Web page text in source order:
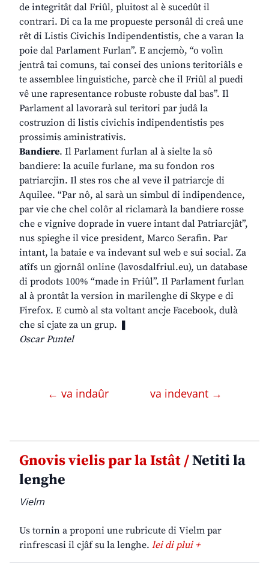
de integritât dal Friûl, pluitost al è sucedût il
contrari. Di ca la me propueste personâl di creâ une
rêt di Listis Civichis Indipendentistis, che a varan la
poie dal Parlament Furlan”. E ancjemò, “o volìn
jentrâ tai comuns, tai consei des unions teritoriâls e
te assemblee linguistiche, parcè che il Friûl al puedi
vê une rapresentance robuste robuste dal bas”. Il
Parlament al lavorarà sul teritori par judâ la
costruzion di listis civichis indipendentistis pes
prossimis aministrativis.
Bandiere. Il Parlament furlan al à sielte la sô
bandiere: la acuile furlane, ma su fondon ros
patriarcjin. Il stes ros che al veve il patriarcje di
Aquilee. “Par nô, al sarà un simbul di indipendence,
par vie che chel colôr al riclamarà la bandiere rosse
che e vignive doprade in vuere intant dal Patriarcjât”,
nus spieghe il vice president, Marco Serafin. Par
intant, la bataie e va indevant sul web e sui social. Za
atîfs un gjornâl online (lavosdalfriul.eu), un database
di prodots 100% “made in Friûl”. Il Parlament furlan
al à prontât la version in marilenghe di Skype e di
Firefox. E cumò al sta voltant ancje Facebook, dulà
che si cjate za un grup. ❚
Oscar Puntel
← va indaûr va indevant →
Gnovis vielis par la Istât /Netiti la
lenghe
Vielm
Us tornin a proponi une rubricute di Vielm par
rinfrescasi il cjâf su la lenghe. lei di plui +